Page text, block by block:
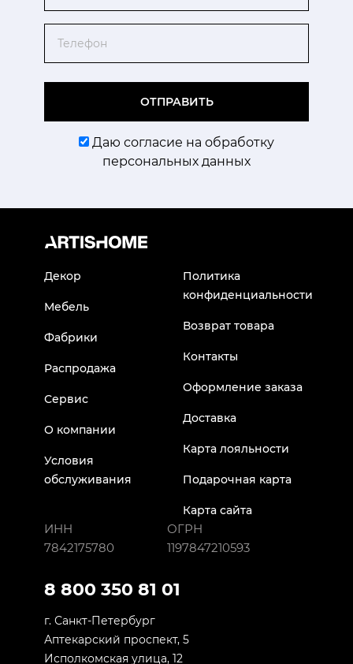
ОТПРАВИТЬ
Даю согласие на обработку
персональных данных
Декор
Мебель
Фабрики
Распродажа
Сервис
О компании
Условия
обслуживания
Политика
конфиденциальности
Возврат товара
Контакты
Оформление заказа
Доставка
Карта лояльности
Подарочная карта
Карта сайта
ИНН
7842175780
ОГРН
1197847210593
8 800 350 81 01
г. Санкт-Петербург
Аптекарский проспект, 5
Исполкомская улица, 12